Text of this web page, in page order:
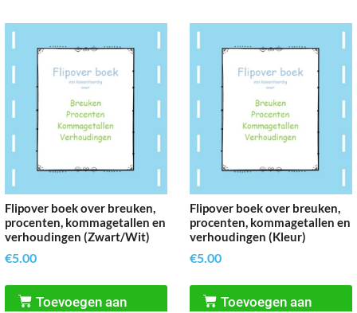
Flipover boek over breuken,
procenten, kommagetallen en
verhoudingen (Zwart/Wit)
€5.00
Toevoegen aan
Flipover boek over breuken,
procenten, kommagetallen en
verhoudingen (Kleur)
€5.00
Toevoegen aan